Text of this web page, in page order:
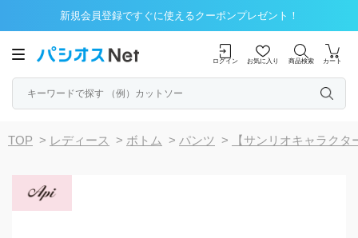
新規会員登録ですぐに使えるクーポンプレゼント！
ログイン お気に入り 商品検索 カート
TOP > レディース > ボトム > パンツ > 【サンリオキャラク